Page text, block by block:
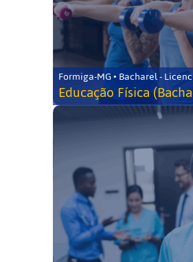
Formiga-MG • Bacharel -
Educação Física